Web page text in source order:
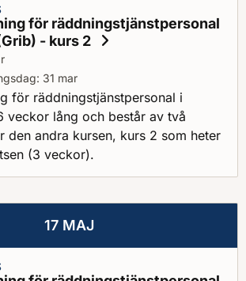
för räddningstjänstpersonal
- kurs 2
31 mar
för räddningstjänstpersonal i
veckor lång och består av två
den andra kursen, kurs 2 som heter
(3 veckor).
17 MAJ